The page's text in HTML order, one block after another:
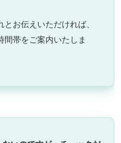
お伝えいただければ、
間帯をご案内いたしま